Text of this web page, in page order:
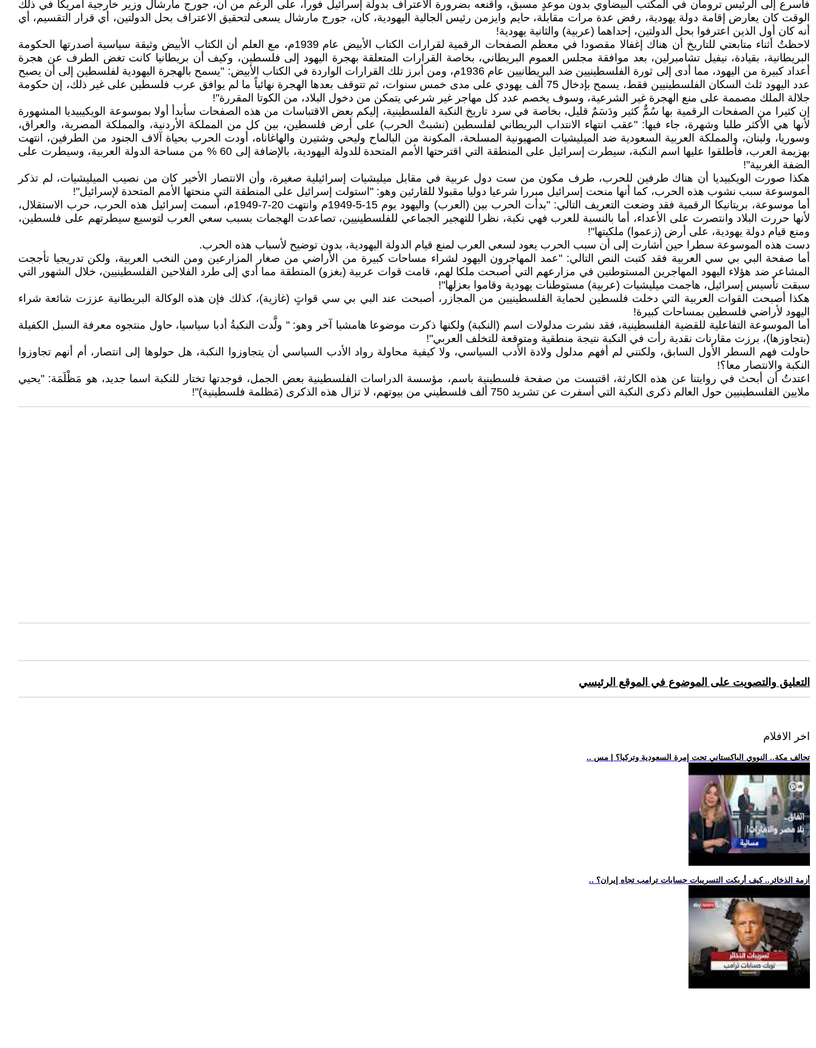
فأسرع إلى الرئيس ترومان في المكتب البيضاوي بدون موعدٍ مسبق، وأقنعه بضرورة الاعتراف بدولة إسرائيل فورا، على الرغم من أن، جورج مارشال وزير خارجية أمريكا في ذلك
الوقت كان يعارض إقامة دولة يهودية، رفض عدة مرات مقابلة، حايم وايزمن رئيس الجالية اليهودية، كان، جورج مارشال يسعى لتحقيق الاعتراف بحل الدولتين، أي قرار التقسيم، أي
أنه كان أول الذين اعترفوا بحل الدولتين، إحداهما (عربية) والثانية يهودية!
لاحظتُ أثناء متابعتي للتاريخ أن هناك إغفالا مقصودا في معظم الصفحات الرقمية لقرارات الكتاب الأبيض عام 1939م، مع العلم أن الكتاب الأبيض وثيقة سياسية أصدرتها الحكومة
البريطانية، بقيادة، نيفيل تشامبرلين، بعد موافقة مجلس العموم البريطاني، بخاصة القرارات المتعلقة بهجرة اليهود إلى فلسطين، وكيف أن بريطانيا كانت تغض الطرف عن هجرة
أعداد كبيرة من اليهود، مما أدى إلى ثورة الفلسطينيين ضد البريطانيين عام 1936م، ومن أبرز تلك القرارات الواردة في الكتاب الأبيض: "يسمح بالهجرة اليهودية لفلسطين إلى أن يصبح
عدد اليهود ثلث السكان الفلسطينيين فقط، يسمح بإدخال 75 ألف يهودي على مدى خمس سنوات، ثم تتوقف بعدها الهجرة نهائياً ما لم يوافق عرب فلسطين على غير ذلك، إن حكومة
جلالة الملك مصممة على منع الهجرة غير الشرعية، وسوف يخصم عدد كل مهاجر غير شرعي يتمكن من دخول البلاد، من الكوتا المقررة"!
إن كثيرا من الصفحات الرقمية بها سُمٌّ كثير ودَسَمٌ قليل، بخاصة في سرد تاريخ النكبة الفلسطينية، إليكم بعض الاقتباسات من هذه الصفحات سأبدأ أولا بموسوعة الويكيبيديا المشهورة
لأنها هي الأكثر طلبا وشهرة، جاء فيها: "عقب انتهاء الانتداب البريطاني لفلسطين (نشبتْ الحرب) على أرض فلسطين، بين كل من المملكة الأردنية، والمملكة المصرية، والعراق،
وسوريا، ولبنان، والمملكة العربية السعودية ضد الميليشيات الصهيونية المسلحة، المكونة من البالماح وليحي وشتيرن والهاغاناه، أودت الحرب بحياة آلاف الجنود من الطرفين، انتهت
بهزيمة العرب، فأطلقوا عليها اسم النكبة، سيطرت إسرائيل على المنطقة التي اقترحتها الأمم المتحدة للدولة اليهودية، بالإضافة إلى 60 % من مساحة الدولة العربية، وسيطرت على
الضفة الغربية"!
هكذا صورت الويكبيديا أن هناك طرفين للحرب، طرف مكون من ست دول عربية في مقابل ميليشيات إسرائيلية صغيرة، وأن الانتصار الأخير كان من نصيب الميليشيات، لم تذكر
الموسوعة سبب نشوب هذه الحرب، كما أنها منحت إسرائيل مبررا شرعيا دوليا مقبولا للقارئين وهو: "استولت إسرائيل على المنطقة التي منحتها الأمم المتحدة لإسرائيل"!
أما موسوعة، بريتانيكا الرقمية فقد وضعت التعريف التالي: "بدأت الحرب بين (العرب) واليهود يوم 15-5-1949م وانتهت 20-7-1949م، أسمت إسرائيل هذه الحرب، حرب الاستقلال،
لأنها حررت البلاد وانتصرت على الأعداء، أما بالنسبة للعرب فهي نكبة، نظرا للتهجير الجماعي للفلسطينيين، تصاعدت الهجمات بسبب سعي العرب لتوسيع سيطرتهم على فلسطين،
ومنع قيام دولة يهودية، على أرض (زعموا) ملكيتها"!
دست هذه الموسوعة سطرا حين أشارت إلى أن سبب الحرب يعود لسعي العرب لمنع قيام الدولة اليهودية، بدون توضيح لأسباب هذه الحرب.
أما صفحة البي بي سي العربية فقد كتبت النص التالي: "عمد المهاجرون اليهود لشراء مساحات كبيرة من الأراضي من صغار المزارعين ومن النخب العربية، ولكن تدريجيا تأججت
المشاعر ضد هؤلاء اليهود المهاجرين المستوطنين في مزارعهم التي أصبحت ملكا لهم، قامت قوات عربية (بغزو) المنطقة مما أدي إلى طرد الفلاحين الفلسطينيين، خلال الشهور التي
سبقت تأسيس إسرائيل، هاجمت ميليشيات (عربية) مستوطنات يهودية وقاموا بعزلها"!
هكذا أصبحت القوات العربية التي دخلت فلسطين لحماية الفلسطينيين من المجازر، أصبحت عند البي بي سي قواتٍ (غازية)، كذلك فإن هذه الوكالة البريطانية عززت شائعة شراء
اليهود لأراضي فلسطين بمساحات كبيرة!
أما الموسوعة التفاعلية للقضية الفلسطينية، فقد نشرت مدلولات اسم (النكبة) ولكنها ذكرت موضوعا هامشيا آخر وهو: " ولَّدت النكبةُ أدبا سياسيا، حاول منتجوه معرفة السبل الكفيلة
(بتجاوزها)، برزت مقارنات نقدية رأت في النكبة نتيجة منطقية ومتوقعة للتخلف العربي"!
حاولت فهم السطر الأول السابق، ولكنني لم أفهم مدلول ولادة الأدب السياسي، ولا كيفية محاولة رواد الأدب السياسي أن يتجاوزوا النكبة، هل حولوها إلى انتصار، أم أنهم تجاوزوا
النكبة والانتصار معا؟!
اعتدتُ أن أبحث في روايتنا عن هذه الكارثة، اقتبست من صفحة فلسطينية باسم، مؤسسة الدراسات الفلسطينية بعض الجمل، فوجدتها تختار للنكبة اسما جديد، هو مَظْلَمَة: "يحيي
ملايين الفلسطينيين حول العالم ذكرى النكبة التي أسفرت عن تشريد 750 ألف فلسطيني من بيوتهم، لا تزال هذه الذكرى (مَظلمة فلسطينية)"!
التعليق والتصويت على الموضوع في الموقع الرئيسي
اخر الافلام
.. تحالف مكة.. النووي الباكستاني تحت إمرة السعودية وتركيا؟ | مس
.. أزمة الذخائر.. كيف أربكت التسريبات حسابات ترامب تجاه إيران؟